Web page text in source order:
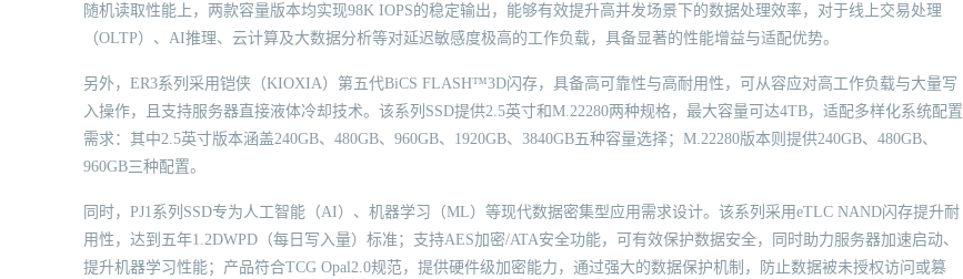
随机读取性能上，两款容量版本均实现98K IOPS的稳定输出，能够有效提升高并发场景下的数据处理效率，对于线上交易处理
（OLTP）、AI推理、云计算及大数据分析等对延迟敏感度极高的工作负载，具备显著的性能增益与适配优势。
另外，ER3系列采用铠侠（KIOXIA）第五代BiCS FLASH™3D闪存，具备高可靠性与高耐用性，可从容应对高工作负载与大量写
入操作，且支持服务器直接液体冷却技术。该系列SSD提供2.5英寸和M.22280两种规格，最大容量可达4TB，适配多样化系统配置
需求：其中2.5英寸版本涵盖240GB、480GB、960GB、1920GB、3840GB五种容量选择；M.22280版本则提供240GB、480GB、
960GB三种配置。
同时，PJ1系列SSD专为人工智能（AI）、机器学习（ML）等现代数据密集型应用需求设计。该系列采用eTLC NAND闪存提升耐
用性，达到五年1.2DWPD（每日写入量）标准；支持AES加密/ATA安全功能，可有效保护数据安全，同时助力服务器加速启动、
提升机器学习性能；产品符合TCG Opal2.0规范，提供硬件级加密能力，通过强大的数据保护机制，防止数据被未授权访问或篡